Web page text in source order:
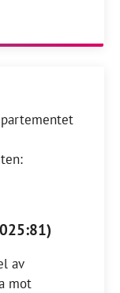
av
mot